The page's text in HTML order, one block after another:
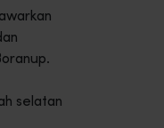
selatan